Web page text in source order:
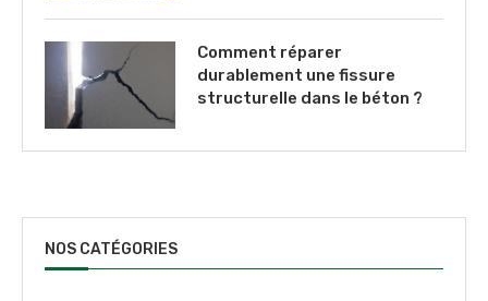
Comment réparer
durablement une fissure
structurelle dans le béton ?
NOS CATÉGORIES